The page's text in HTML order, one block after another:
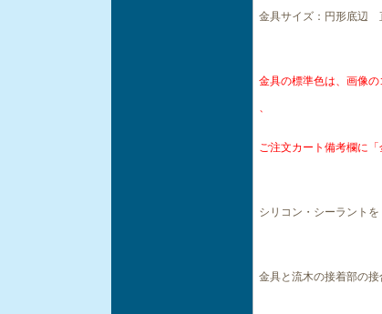
金具サイズ：円形底辺
金具の標準色は、画像
、
ご注文カート備考欄に
シリコン・シーラント
金具と流木の接着部の接